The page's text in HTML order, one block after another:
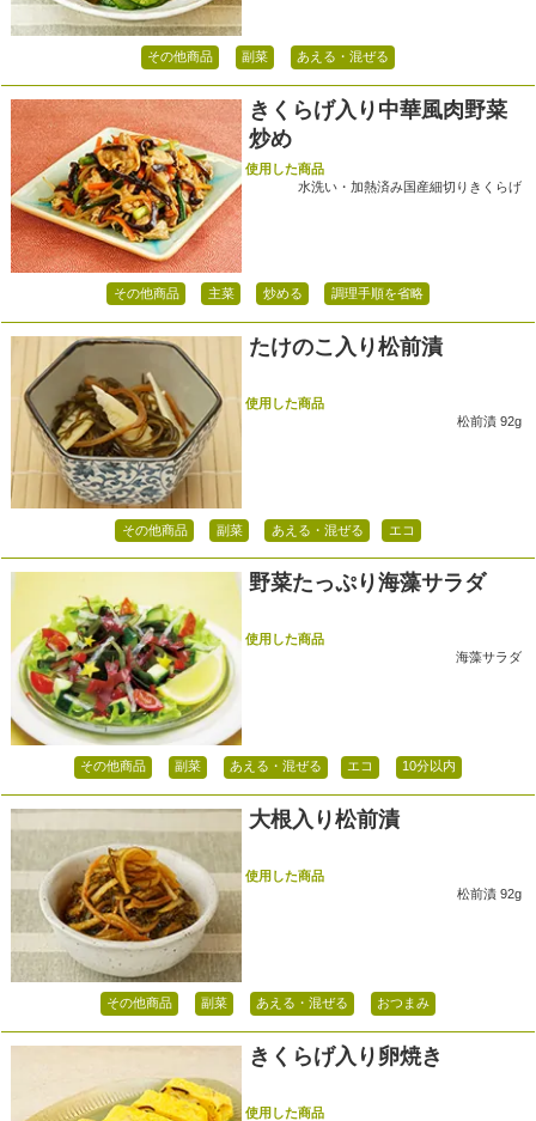
その他商品 副菜 あえる・混ぜる
きくらげ入り中華風肉野菜
炒め
使用した商品
水洗い・加熱済み国産細切りきくらげ
その他商品 主菜 炒める 調理手順を省略
たけのこ入り松前漬
使用した商品
松前漬 92g
その他商品 副菜 あえる・混ぜる エコ
野菜たっぷり海藻サラダ
使用した商品
海藻サラダ
その他商品 副菜 あえる・混ぜる エコ 10分以内
大根入り松前漬
使用した商品
松前漬 92g
その他商品 副菜 あえる・混ぜる おつまみ
きくらげ入り卵焼き
使用した商品